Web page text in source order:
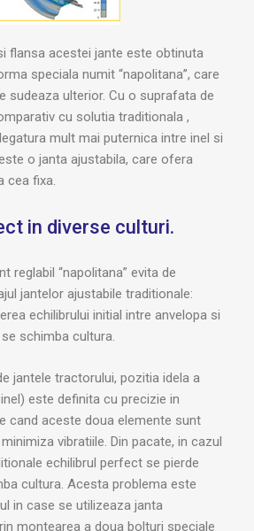
flansa acestei jante este obtinuta
speciala numit “napolitana’’, care
sudeaza ulterior. Cu o suprafata de
cu solutia traditionala ,
legatura mult mai puternica intre inel si
o janta ajustabila, care ofera
cea fixa.
in diverse culturi.
reglabil “napolitana” evita de
jantelor ajustabile traditionale:
echilibrului initial intre anvelopa si
schimba cultura.
jantele tractorului, pozitia idela a
este definita cu precizie in
cand aceste doua elemente sunt
vibratiile. Din pacate, in cazul
echilibrul perfect se pierde
cultura. Acesta problema este
in case se utilizeaza janta
montearea a doua bolturi speciale